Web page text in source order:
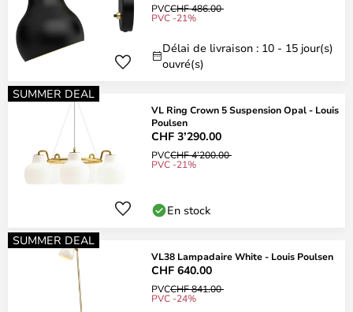
PVCCHF 486.00
PVC -21%
Délai de livraison : 10 - 15 jour(s)
ouvré(s)
SUMMER DEAL
VL Ring Crown 5 Suspension Opal - Louis
Poulsen
CHF 3’290.00
PVCCHF 4’200.00
PVC -21%
En stock
SUMMER DEAL
VL38 Lampadaire White - Louis Poulsen
CHF 640.00
PVCCHF 841.00
PVC -24%